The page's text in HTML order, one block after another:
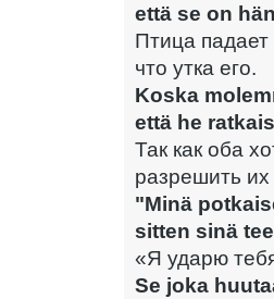
että se on
Птица падает
что утка его.
Koska
että he
Так как оба
разрешить
"Minä
sitten sinä
«Я ударю
Se joka